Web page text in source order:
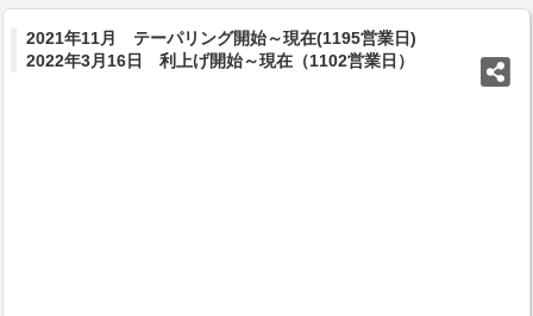
2021年11月 テーパリング開始～現在(1195営業日)
2022年3月16日 利上げ開始～現在（1102営業日）